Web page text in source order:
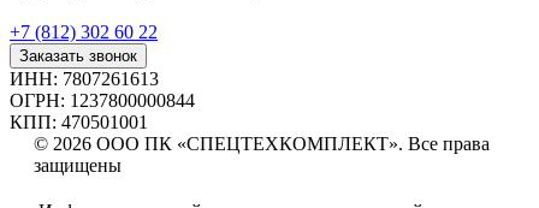
+7 (812) 302 60 22
Заказать звонок
ИНН: 7807261613
ОГРН: 1237800000844
КПП: 470501001
© 2026 ООО ПК «СПЕЦТЕХКОМПЛЕКТ». Все права
защищены